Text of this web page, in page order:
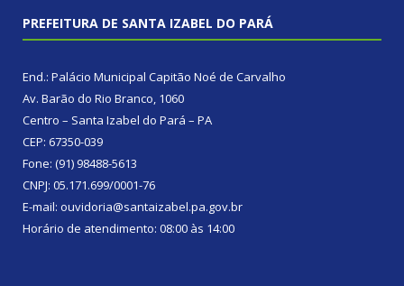
PREFEITURA DE SANTA IZABEL DO PARÁ
End.: Palácio Municipal Capitão Noé de Carvalho
Av. Barão do Rio Branco, 1060
Centro – Santa Izabel do Pará – PA
CEP: 67350-039
Fone: (91) 98488-5613
CNPJ: 05.171.699/0001-76
E-mail: ouvidoria@santaizabel.pa.gov.br
Horário de atendimento: 08:00 às 14:00